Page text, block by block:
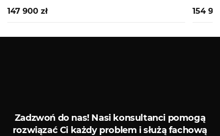
147 900 zł 154
Zadzwoń do nas!Nasi konsultanci pomogą
rozwiązać Ci każdy problem i służą fachową